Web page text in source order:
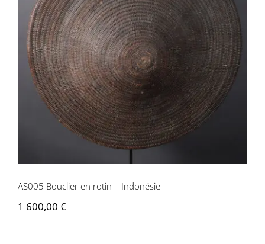
AS005 Bouclier en rotin – Indonésie
AS005 Bouclier en rotin – Indonésie
1 600,00 €